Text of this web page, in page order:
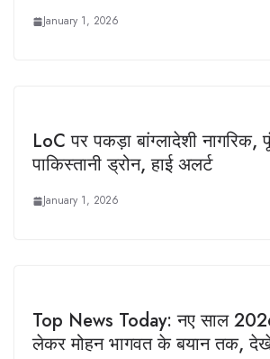
January 1, 2026
LoC पर पकड़ा बांग्लादेशी नागरिक,
पाकिस्तानी ड्रोन, हाई अलर्ट
January 1, 2026
Top News Today: नए साल
लेकर मोहन भागवत के बयान तक,